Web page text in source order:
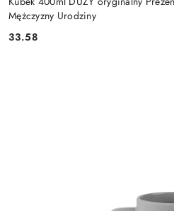
Mężczyzny Urodziny
Cena:
33.58